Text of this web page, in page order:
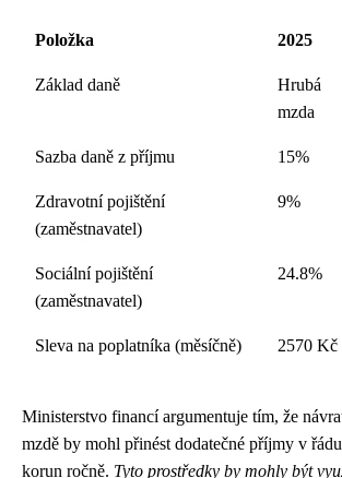
Položka 2025
Základ daně
Hrubá
mzda
Sazba daně z příjmu 15%
Zdravotní pojištění
(zaměstnavatel)
9%
Sociální pojištění
(zaměstnavatel)
24.8%
Sleva na poplatníka (měsíčně) 2570 Kč
Ministerstvo financí argumentuje tím, že
mzdě by mohl přinést dodatečné příjmy v
korun ročně. Tyto prostředky by mohly být